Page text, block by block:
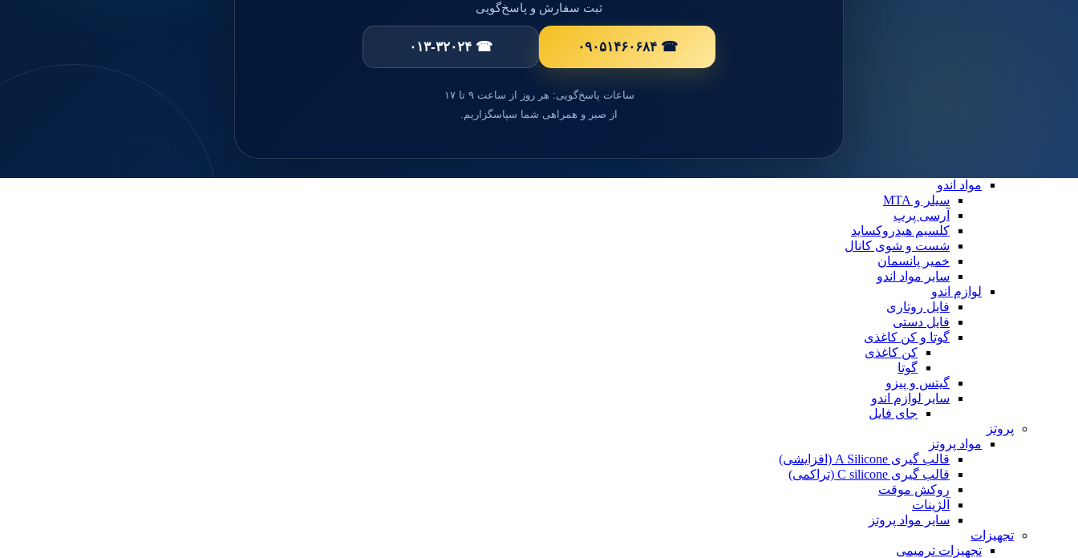
ثبت سفارش و پاسخ‌گویی
☎ ۰۹۰۵۱۴۶۰۶۸۴ ☎ ۰۱۳-۳۲۰۲۴
ساعات پاسخ‌گویی: هر روز از ساعت ۹ تا ۱۷
از صبر و همراهی شما سپاسگزاریم.
کاپ و مولت پرداخت
مواد اندو
سیلر و MTA
آرسی پرپ
کلسیم هیدروکساید
شست و شوی کانال
خمیر پانسمان
سایر مواد اندو
لوازم اندو
فایل روتاری
فایل دستی
گوتا و کن کاغذی
کن کاغذی
گوتا
گیتس و پیزو
سایر لوازم اندو
جای فایل
پروتز
مواد پروتز
قالب گیری A Silicone (افزایشی)
قالب گیری C silicone (تراکمی)
روکش موقت
آلژینات
سایر مواد پروتز
تجهیزات
تجهیزات ترمیمی